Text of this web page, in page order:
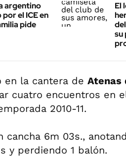
argentino
el ICE en
pide
El
su
en la cantera de Atenas
cuatro encuentros en
2010-11.
cancha 6m 03s.,
y perdiendo 1 balón.